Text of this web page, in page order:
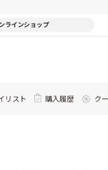
ラインショップ
リスト 購入履歴 ク